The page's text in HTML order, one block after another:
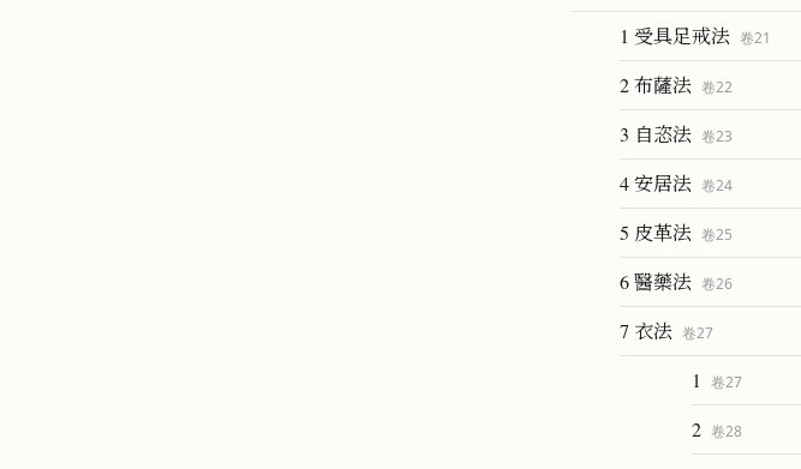
1 受具足戒法 卷21
2 布薩法 卷22
3 自恣法 卷23
4 安居法 卷24
5 皮革法 卷25
6 醫藥法 卷26
7 衣法 卷27
1 卷27
2 卷28